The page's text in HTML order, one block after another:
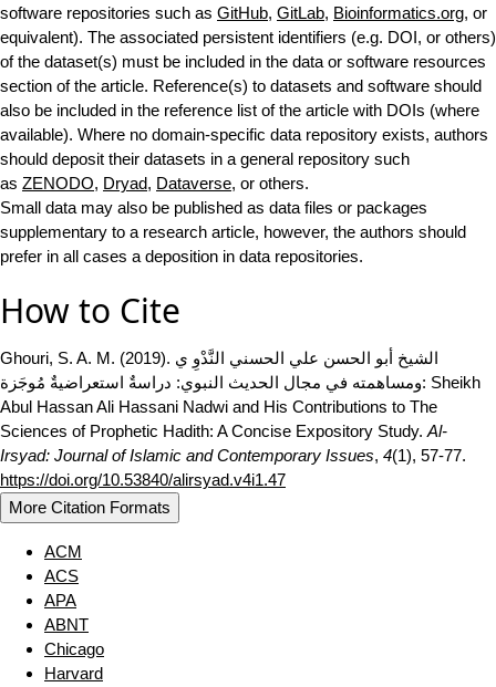
software repositories such as GitHub, GitLab, Bioinformatics.org, or
equivalent). The associated persistent identifiers (e.g. DOI, or others)
of the dataset(s) must be included in the data or software resources
section of the article. Reference(s) to datasets and software should
also be included in the reference list of the article with DOIs (where
available). Where no domain-specific data repository exists, authors
should deposit their datasets in a general repository such
as ZENODO, Dryad, Dataverse, or others.
Small data may also be published as data files or packages
supplementary to a research article, however, the authors should
prefer in all cases a deposition in data repositories.
How to Cite
Ghouri, S. A. M. (2019). الشيخ أبو الحسن علي الحسني النَّدْوِ ي
ومساهمته في مجال الحديث النبوي: دراسةٌ استعراضيةٌ مُوجَزة: Sheikh
Abul Hassan Ali Hassani Nadwi and His Contributions to The
Sciences of Prophetic Hadith: A Concise Expository Study. Al-
Irsyad: Journal of Islamic and Contemporary Issues, 4(1), 57-77.
https://doi.org/10.53840/alirsyad.v4i1.47
More Citation Formats
ACM
ACS
APA
ABNT
Chicago
Harvard